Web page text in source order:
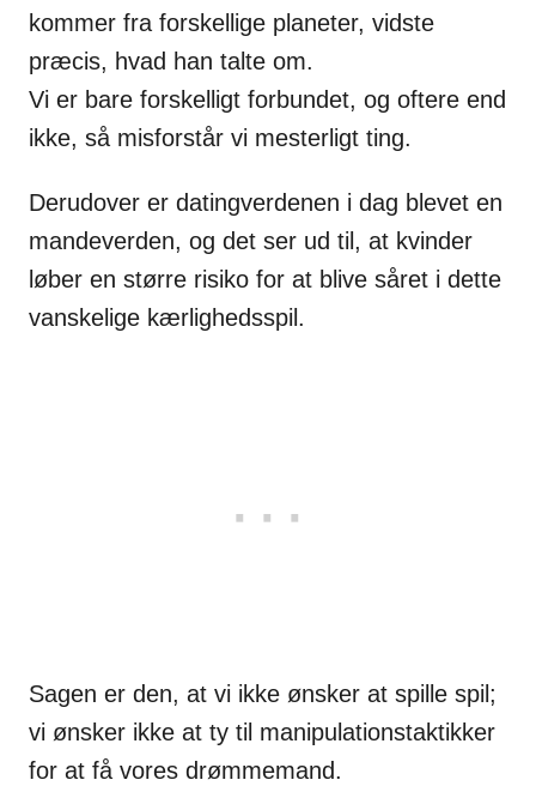
kommer fra forskellige planeter, vidste
præcis, hvad han talte om.
Vi er bare forskelligt forbundet, og oftere end
ikke, så misforstår vi mesterligt ting.
Derudover er datingverdenen i dag blevet en
mandeverden, og det ser ud til, at kvinder
løber en større risiko for at blive såret i dette
vanskelige kærlighedsspil.
Sagen er den, at vi ikke ønsker at spille spil;
vi ønsker ikke at ty til manipulationstaktikker
for at få vores drømmemand.